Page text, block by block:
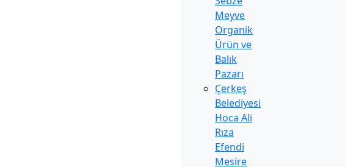
Meyve
Organik
Ürün ve
Balık
Pazarı
Çerkeş
Belediyesi
Hoca Ali
Rıza
Efendi
Mesire